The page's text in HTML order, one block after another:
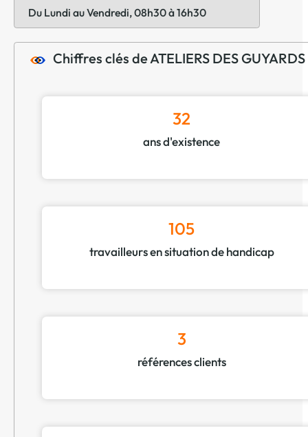
Du Lundi au Vendredi, 08h30 à 16h30
Chiffres clés de ATELIERS DES GUYARDS
32
ans d'existence
105
travailleurs en situation de handicap
3
références clients